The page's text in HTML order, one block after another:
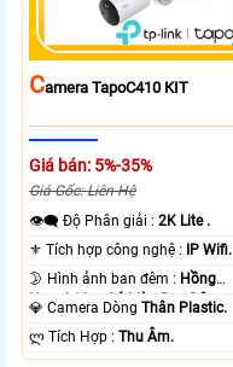
CAmera TapoC410 KIT
Giá bán: 5%-35%
Giá Gốc: Liên Hệ
👁️‍🗨 Độ Phân giải :2K Lite .
⚜️ Tích hợp công nghệ :
IP Wifi.
🌛 Hình ảnh ban đêm : Hồng
Ngoại 10m Có Màu Ban Ðêm.
💎 Camera DòngThân Plastic.
️ლ Tích Hợp :Thu Âm.